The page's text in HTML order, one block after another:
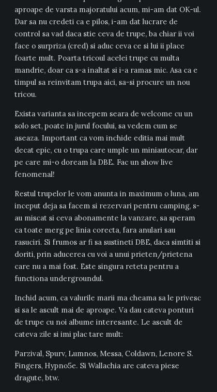
aproape de varsta majoratului acum, mi-am dat OK-ul.
Dar sa nu credeti ca e pilos, i-am dat lucrare de
control sa vad daca stie ceva de trupe, ba chiar ii voi
face o surpriza (cred) si aduc ceva ce si lui ii place
foarte mult. Poarta tricoul acelei trupe cu multa
mandrie, doar ca s-a inaltat si i-a ramas mic. Asa ca e
timpul sa reinvitam trupa aici, sa-si procure un nou
tricou.
Exista varianta sa incepem seara de welcome cu un
solo set, poate in jurul focului, sa vedem cum se
aseaza. Important ca vom inchide editia mai mult
decat epic, cu o trupa care umple un miniautocar, dar
pe care mi-o doream la DBE. Fac un show live
fenomenal!
Restul trupelor le vom anunta in maximum o luna, am
inceput deja sa facem si rezervari pentru camping, s-
au miscat si ceva abonamente la vanzare, sa speram
ca toate merg pe linia corecta, fara anulari sau
rasuciri. Si frumos ar fi sa sustineti DBE, daca simtiti si
doriti, prin aducerea cu voi a unui prieten/prietena
care nu a mai fost. Este singura reteta pentru a
functiona undergroundul.
Inchid acum, ca valurile marii ma cheama sa le privesc
si sa le ascult mai de aproape. Va dau cateva ponturi
de trupe cu noi albume interesante. Le ascult de
cateva zile si imi plac tare mult:
Parzival, Spurv, Lumnos, Messa, Coldawn, Lenore S.
Fingers, Hypno5e. Si Wallachia are cateva piese
dragute, btw.